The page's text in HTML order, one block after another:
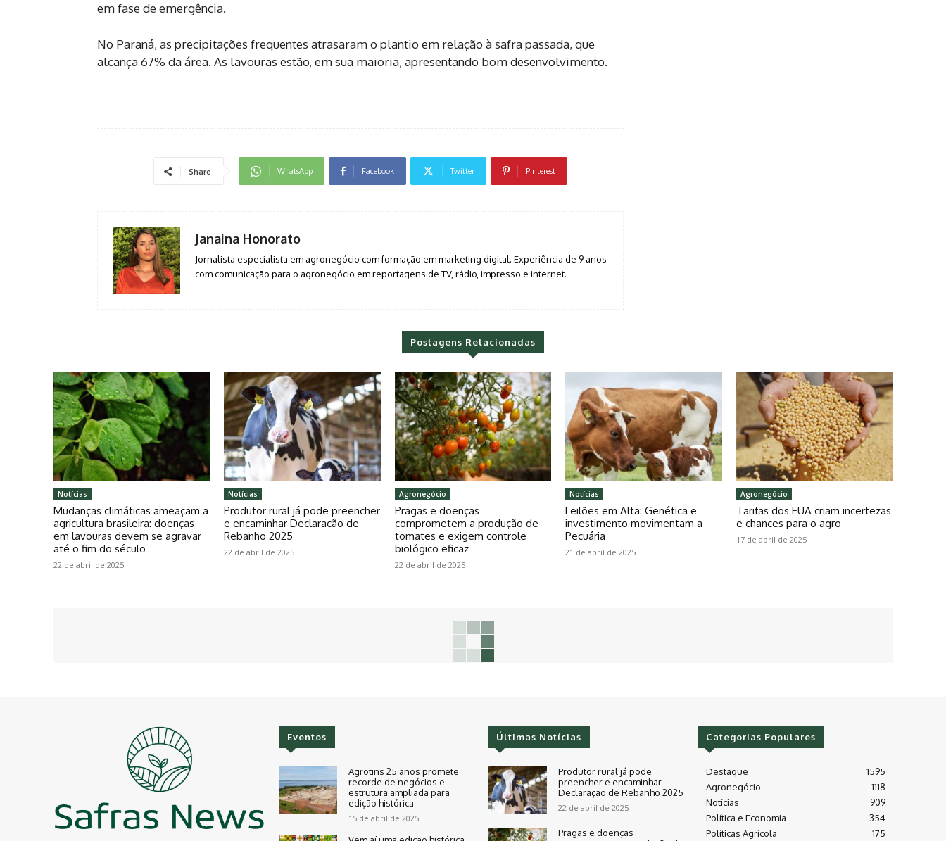
em fase de emergência.
No Paraná, as precipitações frequentes atrasaram o plantio em relação à safra passada, que
alcança 67% da área. As lavouras estão, em sua maioria, apresentando bom desenvolvimento.
Share WhatsApp Facebook Twitter Pinterest
Janaina Honorato
Jornalista especialista em agronegócio com formação em marketing digital. Experiência de 9 anos
com comunicação para o agronegócio em reportagens de TV, rádio, impresso e internet.
Postagens Relacionadas
Notícias
Mudanças climáticas ameaçam a
agricultura brasileira: doenças
em lavouras devem se agravar
até o fim do século
22 de abril de 2025
Notícias
Produtor rural já pode preencher
e encaminhar Declaração de
Rebanho 2025
22 de abril de 2025
Agronegócio
Pragas e doenças
comprometem a produção de
tomates e exigem controle
biológico eficaz
22 de abril de 2025
Notícias
Leilões em Alta: Genética e
investimento movimentam a
Pecuária
21 de abril de 2025
Agronegócio
Tarifas dos EUA criam incertezas
e chances para o agro
17 de abril de 2025